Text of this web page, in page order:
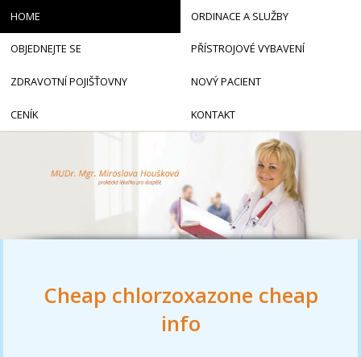
Cheap chlorzoxazone cheap
info
HOME ORDINACE A SLUŽBY
OBJEDNEJTE SE PŘÍSTROJOVÉ VYBAVENÍ
ZDRAVOTNÍ POJIŠŤOVNY NOVÝ PACIENT
CENÍK KONTAKT